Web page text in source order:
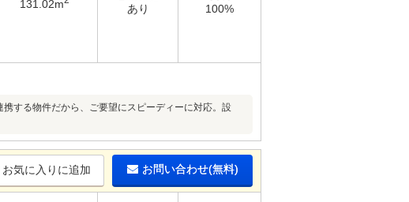
131.02m
あり
100%
する物件だから、ご要望にスピーディーに対応。設
お気に入りに追加 お問い合わせ(無料)